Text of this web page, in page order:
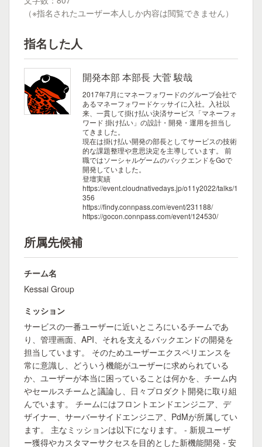
（※指名されたユーザー本人しか内容は閲覧できません）
指名した人
開発本部 本部長 大菅 駿哉
2017年7月にマネーフォワードのグループ会社で
あるマネーフォワードケッサイに入社。入社以
来、一貫して掛け払い決済サービス「マネーフォ
ワード 掛け払い」の設計・開発・運用を担当し
てきました。
現在は掛け払い開発の部長としてサービスの技術
的な課題整理や意思決定を主導しています。
前
職ではソーシャルゲームのバックエンドをGoで
開発していました。
登壇実績
https://event.cloudnativedays.jp/o11y2022/talks/1
356
https://findy.connpass.com/event/231188/
https://gocon.connpass.com/event/124530/
所属先候補
チーム名
Kessai Group
ミッション
サービスの一番ユーザーに近いところにいるチームであ
り、管理画面、API、それを支えるバックエンドの開発を
担当しています。 そのためユーザーエクスペリエンスを
常に意識し、どういう機能がユーザーに求められている
か、ユーザーが本当に困っていることは何かを、チーム内
やセールスチームと議論し、日々プロダクト開発に取り組
んでいます。 チームにはフロントエンドエンジニア、デ
ザイナー、サーバーサイドエンジニア、PdMが所属してい
ます。 主なミッションは以下になります。 - 新規ユーザ
ー獲得やカスタマーサクセスを目的とした新機能開発 - 安